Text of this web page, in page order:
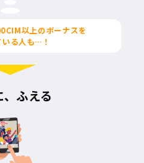
以上のボーナスを
る人も…！
、ふえる